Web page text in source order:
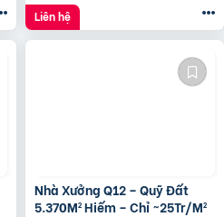
Liên hệ
Nhà Xưởng Q12 – Quỹ Đất
5.370M² Hiếm – Chỉ ~25Tr/M²